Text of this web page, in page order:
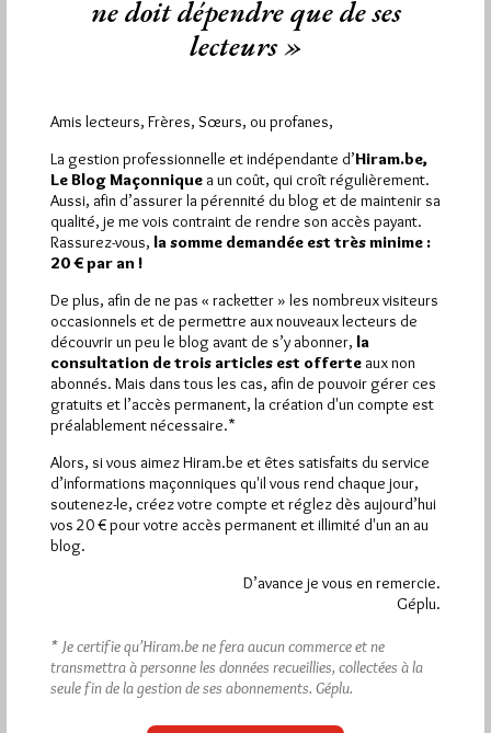
Dimanche 25/03/12
Lu 223 fois
STRASBOURG. La Grande Loge Mixte de Memphis-Misraïm
ne doit dépendre que de ses
lecteurs »
Amis lecteurs, Frères, Sœurs, ou profanes,
La gestion professionnelle et indépendante d’Hiram.be,
Le Blog Maçonnique a un coût, qui croît régulièrement.
Aussi, afin d’assurer la pérennité du blog et de maintenir sa
qualité, je me vois contraint de rendre son accès payant.
Rassurez-vous, la somme demandée est très minime :
20 € par an !
De plus, afin de ne pas « racketter » les nombreux visiteurs
occasionnels et de permettre aux nouveaux lecteurs de
découvrir un peu le blog avant de s’y abonner, la
consultation de trois articles est offerte aux non
abonnés. Mais dans tous les cas, afin de pouvoir gérer ces
gratuits et l’accès permanent, la création d'un compte est
préalablement nécessaire.*
Alors, si vous aimez Hiram.be et êtes satisfaits du service
d’informations maçonniques qu'il vous rend chaque jour,
soutenez-le, créez votre compte et réglez dès aujourd’hui
vos 20 € pour votre accès permanent et illimité d'un an au
blog.
D’avance je vous en remercie.
Géplu.
* Je certifie qu’Hiram.be ne fera aucun commerce et ne
transmettra à personne les données recueillies, collectées à la
seule fin de la gestion de ses abonnements. Géplu.